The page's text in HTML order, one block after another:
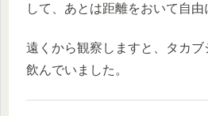
して、あとは距離をおいて自由
遠くから観察しますと、タカ
飲んでいました。